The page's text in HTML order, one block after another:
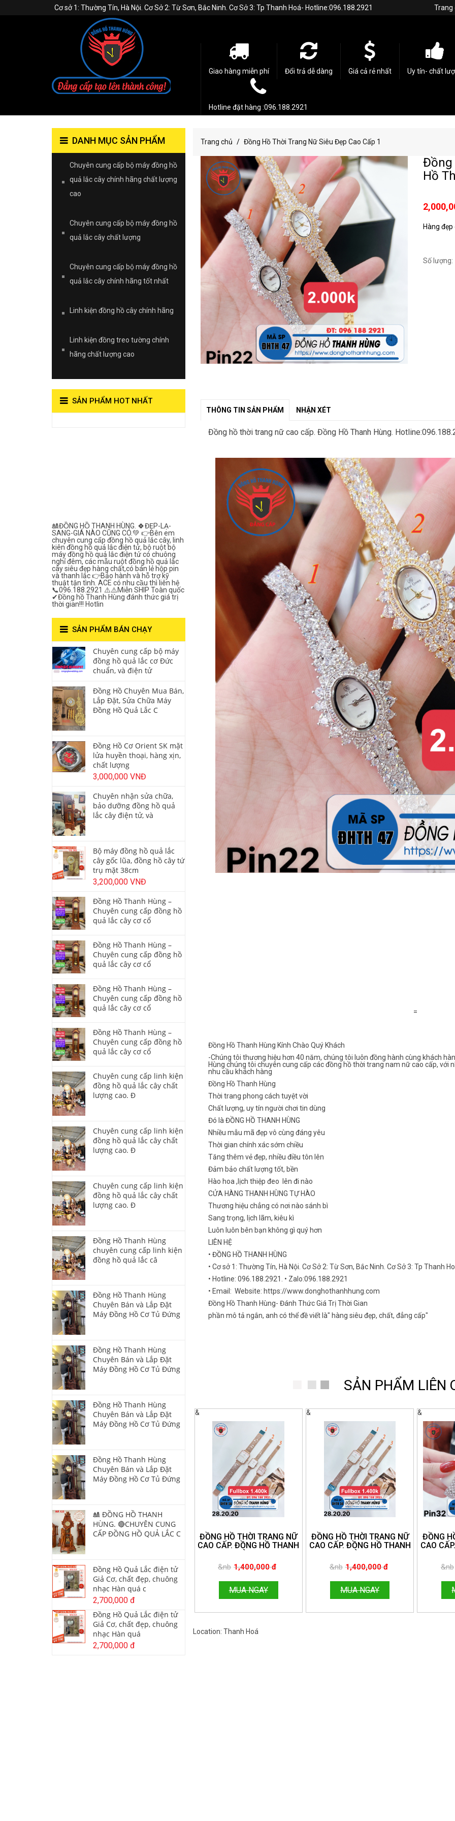
Trang
Cơ sở 1: Thường Tín, Hà Nội. Cơ Sở 2: Từ Sơn, Bắc Ninh. Cơ Sở 3: Tp Thanh Hoá- Hotline:096.188.2921
Giao hàng miễn phí Đổi trả dễ dàng Giá cả rẻ nhất Uy tín- chất
Hotline đặt hàng :096.188.2921
Trang chủ Đồng Hồ Thời Trang Nữ Siêu Đẹp Cao Cấp 1
Đồng
Hồ
Hàng
Số lượng:
THÔNG TIN SẢN PHẨM NHẬN XÉT
Đồng hồ thời trang nữ cao cấp. Đồng Hồ Thanh Hùng.
=
Đồng Hồ Thanh Hùng Kính Chào Quý Khách
-Chúng tôi thương hiệu hơn 40 năm, chúng tôi luôn đồng hành cùng khách
Hùng chúng tôi chuyên cung cấp các đồng hồ thời trang nam nữ cao cấp, với
nhu cầu khách hàng
Đồng Hồ Thanh Hùng
Thời trang phong cách tuyệt vời
Chất lượng, uy tín người chơi tin dùng
Đó là ĐỒNG HỒ THANH HÙNG
Nhiều mẫu mã đẹp vô cùng đáng yêu
Thời gian chính xác sớm chiều
Tăng thêm vẻ đẹp, nhiều điều tôn lên
Đảm bảo chất lượng tốt, bền
Hào hoa ,lịch thiệp đeo lên đi nào
CỬA HÀNG THANH HÙNG TỰ HÀO
Thương hiệu chẳng có nơi nào sánh bì
Sang trọng, lịch lãm, kiêu kì
Luôn luôn bên bạn không gì quý hơn
LIÊN HỆ
• ĐỒNG HỒ THANH HÙNG
• Cơ sở 1: Thường Tín, Hà Nội. Cơ Sở 2: Từ Sơn, Bắc Ninh. Cơ Sở 3: Tp Thanh
• Hotline: 096.188.2921. • Zalo:096.188.2921
• Email: Website: https://www.donghothanhhung.com
Đồng Hồ Thanh Hùng- Đánh Thức Giá Trị Thời Gian
phần mô tả ngắn, anh có thể đề viết là" hàng siêu đẹp, chất, đẳng cấp"
SẢN PHẨM LIÊN
&
ĐỒNG HỒ THỜI TRANG NỮ
CAO CẤP. ĐỒNG HỒ THANH
HOTLINE:096.188.2921
&nb 1,400,000 đ
MUA NGAY
&
ĐỒNG HỒ THỜI TRANG NỮ
CAO CẤP. ĐỒNG HỒ THANH
HOTLINE:096.188.2921
&nb 1,400,000 đ
MUA NGAY
&
ĐỒNG
CAO
&nb
Location: Thanh Hoá
DANH MỤC SẢN PHẨM
Chuyên cung cấp bộ máy đồng hồ
quả lắc cây chính hãng chất lượng
cao
Chuyên cung cấp bộ máy đồng hồ
quả lắc cây chất lượng
Chuyên cung cấp bộ máy đồng hồ
quả lắc cây chính hãng tốt nhất
Linh kiện đồng hồ cây chính hãng
Linh kiện đồng treo tường chính
hãng chất lượng cao
SẢN PHẨM HOT NHẤT
🎎ĐỒNG HỒ THANH HÙNG. 🍀ĐẸP-LẠ-
SANG-GIÁ NÀO CŨNG CÓ.💚 👉Bên em
chuyên cung cấp đồng hồ quả lắc cây, linh
kiên đồng hồ quả lắc điện tử, bộ ruột bộ
máy đồng hồ quả lắc điện tử có chuông
nghỉ đêm, các mẫu ruột đồng hồ quả lắc
cây siêu đẹp hàng chất,có bán lẻ hộp pin
và thanh lắc 👉Bảo hành và hỗ trợ kỹ
thuật tận tình. ACE có nhu cầu thì liên hệ
📞096.188.2921 ⚠️⚠️Miễn SHIP Toàn quốc
✔Đồng hồ Thanh Hùng đánh thức giá trị
thời gian!!! Hotlin
SẢN PHẨM BÁN CHẠY
Chuyên cung cấp bộ máy
đồng hồ quả lắc cơ Đức
chuẩn, và điện tử
Đồng Hồ Chuyên Mua Bán,
Lắp Đặt, Sửa Chữa Máy
Đồng Hồ Quả Lắc C
Đồng Hồ Cơ Orient SK mặt
lửa huyền thoại, hàng xịn,
chất lượng
3,000,000 VNĐ
Chuyên nhận sửa chữa,
bảo dưỡng đồng hồ quả
lắc cây điện tử, và
Bộ máy đồng hồ quả lắc
cây gốc lũa, đồng hồ cây tứ
trụ mặt 38cm
3,200,000 VNĐ
Đồng Hồ Thanh Hùng –
Chuyên cung cấp đồng hồ
quả lắc cây cơ cổ
Đồng Hồ Thanh Hùng –
Chuyên cung cấp đồng hồ
quả lắc cây cơ cổ
Đồng Hồ Thanh Hùng –
Chuyên cung cấp đồng hồ
quả lắc cây cơ cổ
Đồng Hồ Thanh Hùng –
Chuyên cung cấp đồng hồ
quả lắc cây cơ cổ
Chuyên cung cấp linh kiện
đồng hồ quả lắc cây chất
lượng cao. Đ
Chuyên cung cấp linh kiện
đồng hồ quả lắc cây chất
lượng cao. Đ
Chuyên cung cấp linh kiện
đồng hồ quả lắc cây chất
lượng cao. Đ
Đồng Hồ Thanh Hùng
chuyên cung cấp linh kiện
đồng hồ quả lắc câ
Đồng Hồ Thanh Hùng
Chuyên Bán và Lắp Đặt
Máy Đồng Hồ Cơ Tủ Đứng
Đồng Hồ Thanh Hùng
Chuyên Bán và Lắp Đặt
Máy Đồng Hồ Cơ Tủ Đứng
Đồng Hồ Thanh Hùng
Chuyên Bán và Lắp Đặt
Máy Đồng Hồ Cơ Tủ Đứng
Đồng Hồ Thanh Hùng
Chuyên Bán và Lắp Đặt
Máy Đồng Hồ Cơ Tủ Đứng
🎎 ĐỒNG HỒ THANH
HÙNG. 🔴CHUYÊN CUNG
CẤP ĐỒNG HỒ QUẢ LẮC C
Đồng Hồ Quả Lắc điện tử
Giả Cơ, chất đẹp, chuông
nhạc Hàn quá c
2,700,000 đ
Đồng Hồ Quả Lắc điện tử
Giả Cơ, chất đẹp, chuông
nhạc Hàn quá
2,700,000 đ